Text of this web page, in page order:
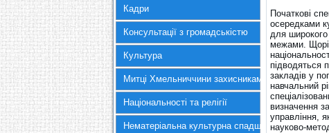
Кадри
Консультації з громадськістю
Культура
Митці Хмельниччини захисникам України
Національності та релігії
Нематеріальна культурна спадщина
Початкові
осередками
для широкого
межами.
підводяться
закладів у
навчальний
визначення
управління,
науково-